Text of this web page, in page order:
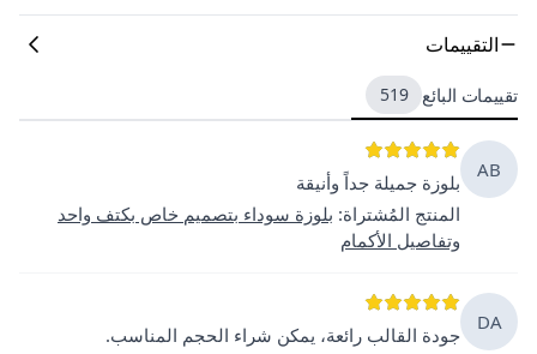
التقييمات
تقييمات البائع 519
AB
بلوزة جميلة جداً وأنيقة
المنتج المُشتراة: بلوزة سوداء بتصميم خاص بكتف واحد
وتفاصيل الأكمام
DA
جودة القالب رائعة، يمكن شراء الحجم المناسب.